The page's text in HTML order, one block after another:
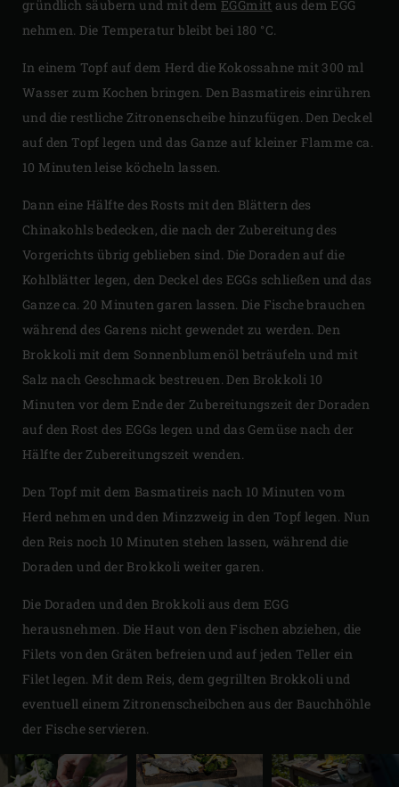
gründlich säubern und mit dem EGGmitt aus dem EGG
nehmen. Die Temperatur bleibt bei 180 °C.
In einem Topf auf dem Herd die Kokossahne mit 300 ml
Wasser zum Kochen bringen. Den Basmatireis einrühren
und die restliche Zitronenscheibe hinzufügen. Den Deckel
auf den Topf legen und das Ganze auf kleiner Flamme ca.
10 Minuten leise köcheln lassen.
Dann eine Hälfte des Rosts mit den Blättern des
Chinakohls bedecken, die nach der Zubereitung des
Vorgerichts übrig geblieben sind. Die Doraden auf die
Kohlblätter legen, den Deckel des EGGs schließen und das
Ganze ca. 20 Minuten garen lassen. Die Fische brauchen
während des Garens nicht gewendet zu werden. Den
Brokkoli mit dem Sonnenblumenöl beträufeln und mit
Salz nach Geschmack bestreuen. Den Brokkoli 10
Minuten vor dem Ende der Zubereitungszeit der Doraden
auf den Rost des EGGs legen und das Gemüse nach der
Hälfte der Zubereitungszeit wenden.
Den Topf mit dem Basmatireis nach 10 Minuten vom
Herd nehmen und den Minzzweig in den Topf legen. Nun
den Reis noch 10 Minuten stehen lassen, während die
Doraden und der Brokkoli weiter garen.
Die Doraden und den Brokkoli aus dem EGG
herausnehmen. Die Haut von den Fischen abziehen, die
Filets von den Gräten befreien und auf jeden Teller ein
Filet legen. Mit dem Reis, dem gegrillten Brokkoli und
eventuell einem Zitronenscheibchen aus der Bauchhöhle
der Fische servieren.